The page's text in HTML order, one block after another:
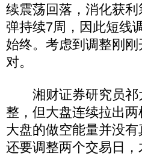
续震荡回落，消化获
弹持续7周，因此短线
始终。考虑到调整刚
对。
湘财证券研究员祁
整，但大盘连续拉出
大盘的做空能量并没
还要调整两个交易日